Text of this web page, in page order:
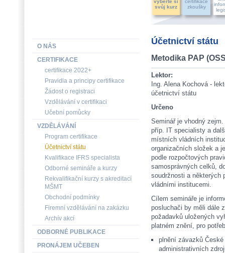
vyberte si
svůj kurz
certifikace
zkoušky
Účetnictví státu
Metodika PAP
Lektor:
Ing. Alena Kochová -
účetnictví státu
Určeno
Seminář je vhodný
příp. IT specialisty a
místních vládních
organizačních složek a
podle rozpočtových
samosprávných celků,
soudržnosti a
vládními institucemi.
Cílem semináře je
posluchači by měli dále
požadavků uložených
platném znění, pro
plnění závazků
administrativních
O NÁS
CERTIFIKACE
certifikace 2022+
Pravidla a principy certifikace
Žádost o registraci
Vzdělávání v certifikaci
Učební pomůcky
VZDĚLÁVÁNÍ
Program certifikace
Účetnictví státu
Kvalifikace IFRS specialista
Odborné semináře a kurzy
Rekvalifikační kurzy s akreditací
MŠMT
Obchodní podmínky
Firemní vzdělávání na zakázku
Archív akcí
ODBORNÉ PUBLIKACE
PRONÁJEM UČEBEN